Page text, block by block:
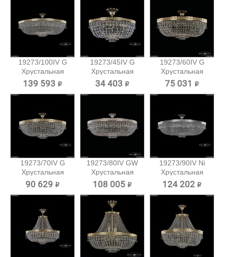
19273/100IV G
Хрустальная
потолочная...
139 593 ₽
19273/45IV G
Хрустальная
потолочная...
34 403 ₽
19273/60IV G
Хрустальная
потолочная...
75 031 ₽
19273/70IV G
Хрустальная
потолочная...
90 629 ₽
19273/80IV GW
Хрустальная
потолочная...
108 005 ₽
19273/90IV Ni
Хрустальная
потолочная...
124 202 ₽